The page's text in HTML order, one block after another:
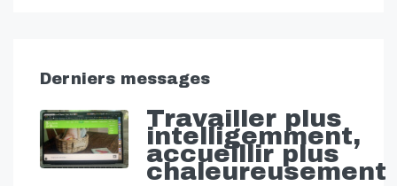
Derniers messages
Travailler plus
intelligemment,
accueillir plus
chaleureusement